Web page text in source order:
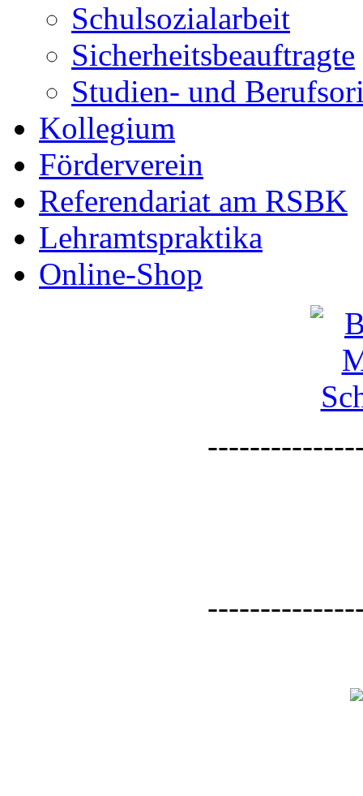
Schulsozialarbeit
Sicherheitsbeauftragte
Studien- und
Kollegium
Förderverein
Referendariat am RSBK
Lehramtspraktika
Online-Shop